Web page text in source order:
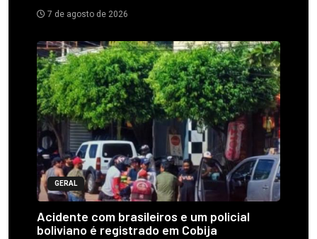
7 de agosto de 2026
GERAL
Acidente com brasileiros e um policial
boliviano é registrado em Cobija